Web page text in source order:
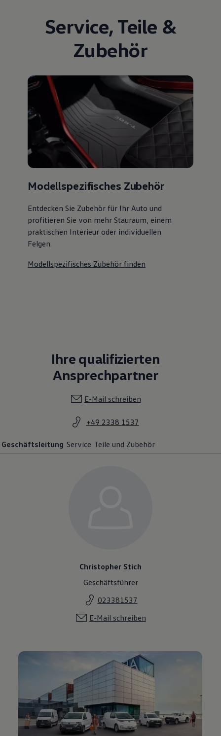
Service, Teile &
Zubehör
Modellspezifisches Zubehör
Entdecken Sie Zubehör für Ihr Auto und
profitieren Sie von mehr Stauraum, einem
praktischen Interieur oder individuellen
Felgen.
Modellspezifisches Zubehör finden
Ihre qualifizierten
Ansprechpartner
E-Mail schreiben
+49 2338 1537
Geschäftsleitung Service Teile und Zubehör
Christopher Stich
Geschäftsführer
023381537
E-Mail schreiben